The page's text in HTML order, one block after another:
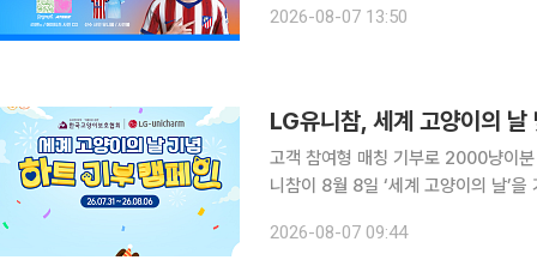
경품으로 제공된다. 이날 경기에는 이
2026-08-07 13:50
LG유니참, 세계 고양이의
고객 참여형 매칭 기부로 2000냥이분
니참이 8월 8일 ‘세계 고양이의 날’
2000회 급여가 가능한 수량으로, 유
2026-08-07 09:44